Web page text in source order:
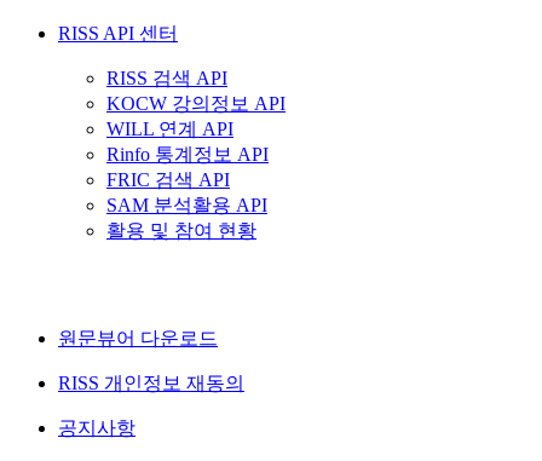
RISS API 센터
RISS 검색 API
KOCW 강의정보 API
WILL 연계 API
Rinfo 통계정보 API
FRIC 검색 API
SAM 분석활용 API
활용 및 참여 현황
원문뷰어 다운로드
RISS 개인정보 재동의
공지사항